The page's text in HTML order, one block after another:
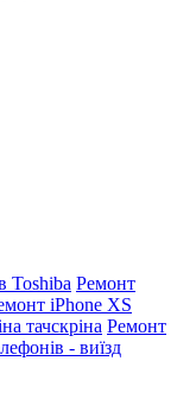
Toshiba Ремонт
iPhone XS
тачскріна Ремонт
- виїзд